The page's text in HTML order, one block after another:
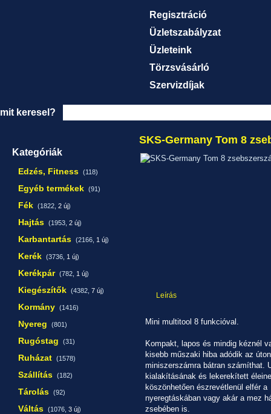
Regisztráció
Üzletszabályzat
Üzleteink
Törzsvásárló
Szervizdíjak
mit keresel?
Kategóriák
Edzés, Fitness (118)
Egyéb termékek (91)
Fék (1822, 2 új)
Hajtás (1953, 2 új)
Karbantartás (2166, 1 új)
Kerék (3736, 1 új)
Kerékpár (782, 1 új)
Kiegészítők (4382, 7 új)
Kormány (1416)
Nyereg (801)
Rugóstag (31)
Ruházat (1578)
Szállítás (182)
Tárolás (92)
Váltás (1076, 3 új)
SKS-Germany Tom 8
Leírás
Mini multitool 8 funkcióval.
Kompakt, lapos és mindig kéznél
kisebb műszaki hiba adódik az
miniszerszámra bátran számíthat.
kialakításának és lekerekített
köszönhetően észrevétlenül elfér a
nyeregtáskában vagy akár a mez
zsebében is.